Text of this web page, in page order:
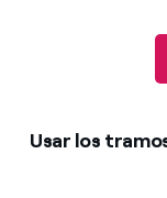
Usar los